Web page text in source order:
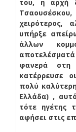
του, η αρχή
χειρότερος,
υπήρξε
άλλων
φανερά
κατέρρευσε
πολύ
Ελλάδα) ,
τότε ηγέτης
αφήσει στις